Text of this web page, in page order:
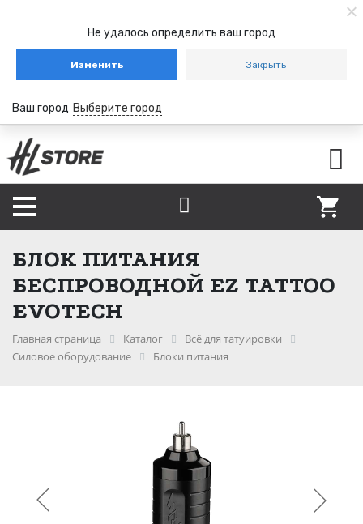
Не удалось определить ваш город
Изменить Закрыть
Ваш город Выберите город
БЛОК ПИТАНИЯ
БЕСПРОВОДНОЙ EZ TATTOO
EVOTECH
Главная страница Каталог
Всё для татуировки
Силовое оборудование
Блоки питания